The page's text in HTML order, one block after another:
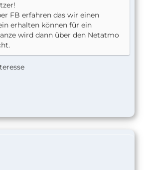
FB erfahren das wir einen
erhalten können für ein
wird dann über den Netatmo